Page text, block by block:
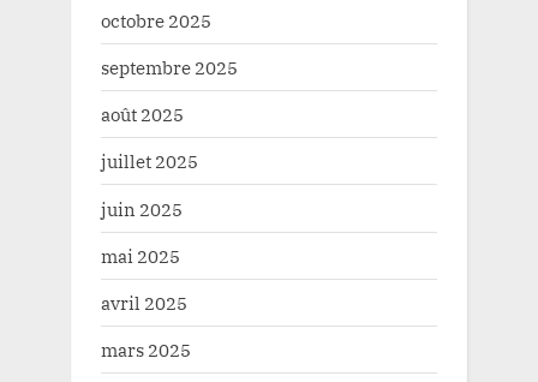
octobre 2025
septembre 2025
août 2025
juillet 2025
juin 2025
mai 2025
avril 2025
mars 2025